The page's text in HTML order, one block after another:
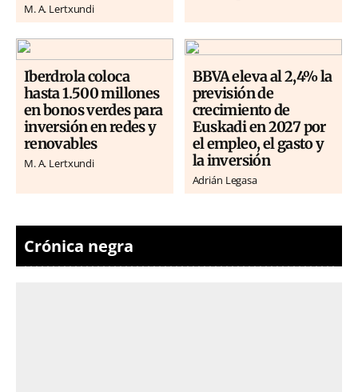
M. A. Lertxundi
Iberdrola coloca
hasta 1.500 millones
en bonos verdes para
inversión en redes y
renovables
M. A. Lertxundi
BBVA eleva al 2,4% la
previsión de
crecimiento de
Euskadi en 2027 por
el empleo, el gasto y
la inversión
Adrián Legasa
Crónica negra